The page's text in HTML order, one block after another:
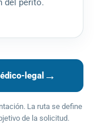
legal→
La ruta se define
de la solicitud.